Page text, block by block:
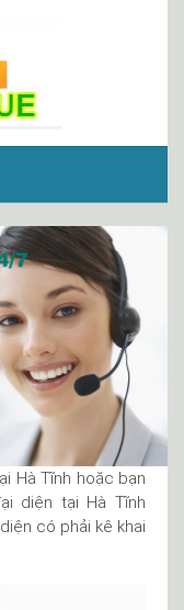
Hà Tĩnh hoặc bạn
diện tại Hà Tĩnh
có phải kê khai